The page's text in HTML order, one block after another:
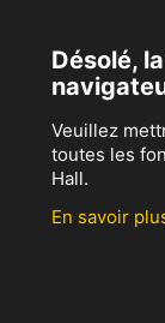
Désolé,
Veuillez
toutes les
Hall.
En savoir